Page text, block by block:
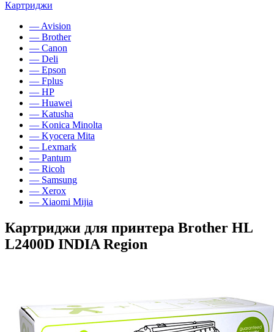
Картриджи
— Avision
— Brother
— Canon
— Deli
— Epson
— Fplus
— HP
— Huawei
— Katusha
— Konica Minolta
— Kyocera Mita
— Lexmark
— Pantum
— Ricoh
— Samsung
— Xerox
— Xiaomi Mijia
Картриджи для принтера Brother HL
L2400D INDIA Region